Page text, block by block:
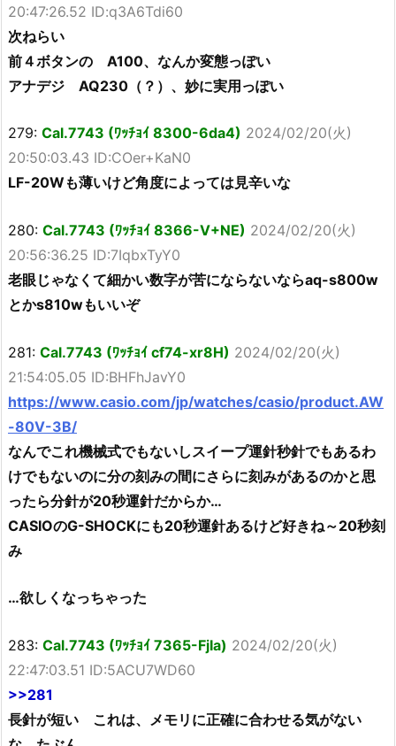
20:47:26.52 ID:q3A6Tdi60
次ねらい
前４ボタンの A100、なんか変態っぽい
アナデジ AQ230（？）、妙に実用っぽい
279: Cal.7743 (ﾜｯﾁｮｲ 8300-6da4) 2024/02/20(火)
20:50:03.43 ID:COer+KaN0
LF-20Wも薄いけど角度によっては見辛いな
280: Cal.7743 (ﾜｯﾁｮｲ 8366-V+NE) 2024/02/20(火)
20:56:36.25 ID:7IqbxTyY0
老眼じゃなくて細かい数字が苦にならないならaq-s800w
とかs810wもいいぞ
281: Cal.7743 (ﾜｯﾁｮｲ cf74-xr8H) 2024/02/20(火)
21:54:05.05 ID:BHFhJavY0
https://www.casio.com/jp/watches/casio/product.AW
-80V-3B/
なんでこれ機械式でもないしスイープ運針秒針でもあるわ
けでもないのに分の刻みの間にさらに刻みがあるのかと思
ったら分針が20秒運針だからか…
CASIOのG-SHOCKにも20秒運針あるけど好きね～20秒刻
み
…欲しくなっちゃった
283: Cal.7743 (ﾜｯﾁｮｲ 7365-FjIa) 2024/02/20(火)
22:47:03.51 ID:5ACU7WD60
>>281
長針が短い これは、メモリに正確に合わせる気がない